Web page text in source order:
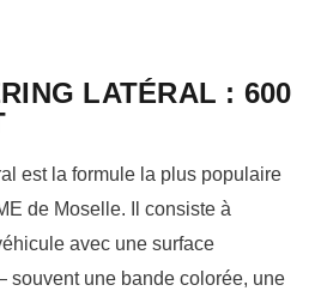
LATÉRAL : 600
est la formule la plus populaire
de Moselle. Il consiste à
avec une surface
une bande colorée, une